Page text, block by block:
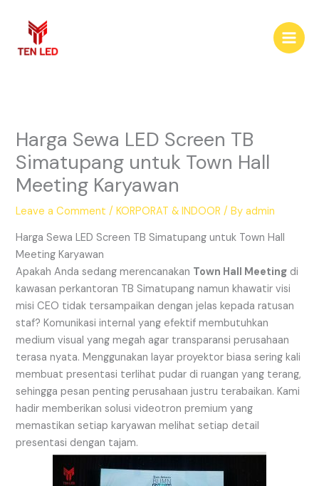
content
Harga Sewa LED Screen TB
Simatupang untuk Town Hall
Meeting Karyawan
Leave a Comment /KORPORAT & INDOOR / Byadmin
Harga Sewa LED Screen TB Simatupang untuk Town Hall
Meeting Karyawan
Apakah Anda sedang merencanakan Town Hall Meeting di
kawasan perkantoran TB Simatupang namun khawatir visi
misi CEO tidak tersampaikan dengan jelas kepada ratusan
staf? Komunikasi internal yang efektif membutuhkan
medium visual yang megah agar transparansi perusahaan
terasa nyata. Menggunakan layar proyektor biasa sering kali
membuat presentasi terlihat pudar di ruangan yang terang,
sehingga pesan penting perusahaan justru terabaikan. Kami
hadir memberikan solusi videotron premium yang
memastikan setiap karyawan melihat setiap detail
presentasi dengan tajam.